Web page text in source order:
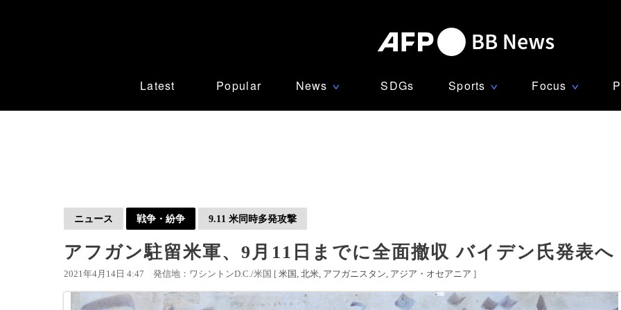
Latest Popular News ∨ SDGs Sports ∨ Focus ∨
ニュース 戦争・紛争 9.11 米同時多発攻撃
アフガン駐留米軍、9月11日までに全面撤収 バイデン氏発表へ
2021年4月14日 4:47 発信地：ワシントンD.C./米国 [ 米国 北米 アフガニスタン アジア・オセアニア ]